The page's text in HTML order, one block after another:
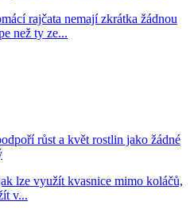
rajčata nemají zkrátka žádnou
než ty ze...
růst a květ rostlin jako žádné
lze využít kvasnice mimo koláčů,
v...